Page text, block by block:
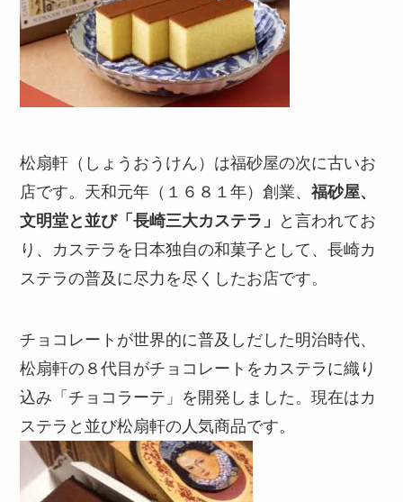
松扇軒（しょうおうけん）は福砂屋の次に古いお
店です。天和元年（１６８１年）創業、福砂屋、
文明堂と並び「長崎三大カステラ」
と言われてお
り、カステラを日本独自の和菓子として、長崎カ
ステラの普及に尽力を尽くしたお店です。
チョコレートが世界的に普及しだした明治時代、
松扇軒の８代目がチョコレートをカステラに織り
込み「チョコラーテ」を開発しました。現在はカ
ステラと並び松扇軒の人気商品です。